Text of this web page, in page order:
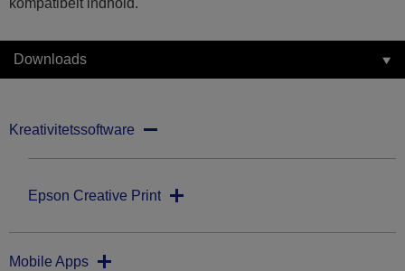
kompatibelt indhold.
Downloads
Kreativitetssoftware
Epson Creative Print
Mobile Apps